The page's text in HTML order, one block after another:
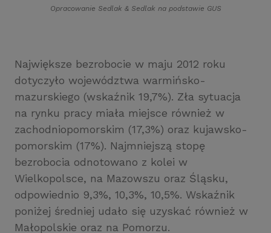
Opracowanie Sedlak &Sedlak na podstawie GUS
Największe bezrobocie w maju 2012 roku
dotyczyło województwa warmińsko-
mazurskiego (wskaźnik 19,7%). Zła sytuacja
na rynku pracy miała miejsce również w
zachodniopomorskim (17,3%) oraz kujawsko-
pomorskim (17%). Najmniejszą stopę
bezrobocia odnotowano z kolei w
Wielkopolsce, na Mazowszu oraz Śląsku,
odpowiednio 9,3%, 10,3%, 10,5%. Wskaźnik
poniżej średniej udało się uzyskać również w
Małopolskie oraz na Pomorzu.